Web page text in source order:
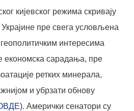
кијевског режима скривају
пре свега условљена
интересима
сарадања, пре
ретких минерала,
и убрзати обнову
). Амерички сенатори су